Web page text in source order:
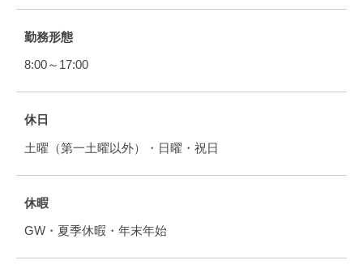
勤務形態
8:00～17:00
休日
土曜（第一土曜以外）・日曜・祝日
休暇
GW・夏季休暇・年末年始